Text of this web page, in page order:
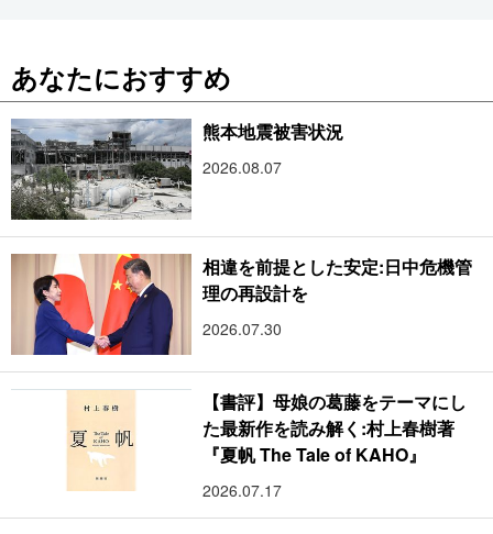
あなたにおすすめ
熊本地震被害状況
2026.08.07
相違を前提とした安定:日中危機管
理の再設計を
2026.07.30
【書評】母娘の葛藤をテーマにし
た最新作を読み解く:村上春樹著
『夏帆 The Tale of KAHO』
2026.07.17